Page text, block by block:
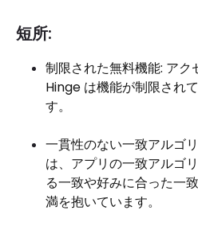
短所:
制限された無料機能: ア
Hinge は機能が制限され
す。
一貫性のない一致アルゴ
は、アプリの一致アルゴ
る一致や好みに合った一
満を抱いています。